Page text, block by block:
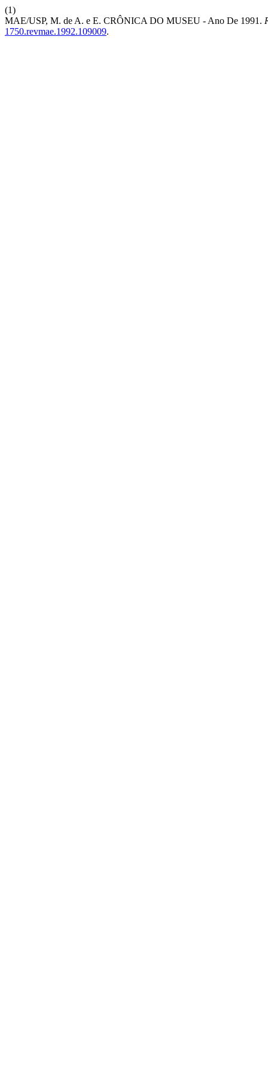
(1)
MAE/USP, M. de A. e E. CRÔNICA DO MUSEU - Ano De 1991.
1750.revmae.1992.109009.